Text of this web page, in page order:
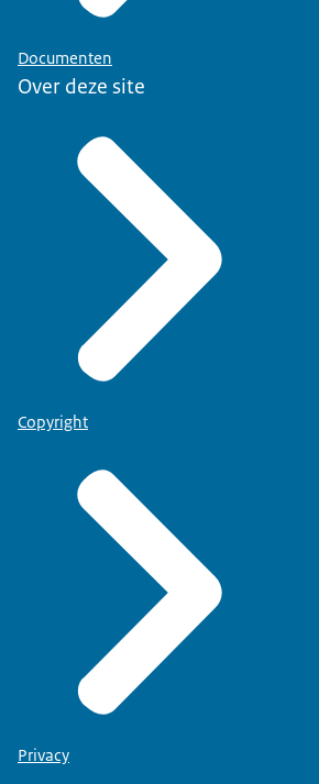
Documenten
Over deze site
Copyright
Privacy